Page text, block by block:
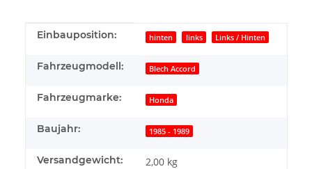
Produkteigenschaft
Wert
Einbauposition: hinten links Links / Hinten
Fahrzeugmodell: Blech Accord
Fahrzeugmarke: Honda
Baujahr: 1985 - 1989
Versandgewicht: 2,00 kg